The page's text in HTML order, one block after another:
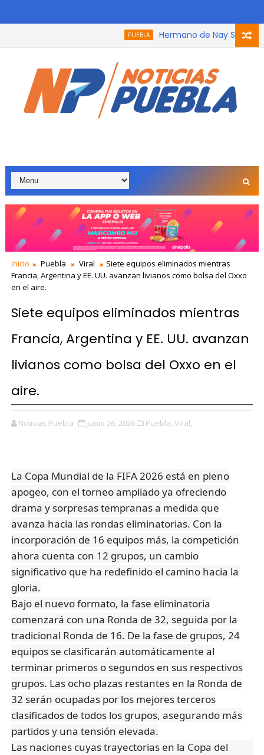
PUEBLA
Hermano de Nay Salvatori
inicio Puebla Viral
Siete equipos eliminados mientras
Francia, Argentina y EE. UU. avanzan livianos como bolsa del Oxxo
en el aire.
Siete equipos eliminados mientras
Francia, Argentina y EE. UU. avanzan
livianos como bolsa del Oxxo en el
aire.
Noticias Puebla junio 26, 2026 Puebla, Viral,
La Copa Mundial de la FIFA 2026 está en pleno
apogeo, con el torneo ampliado ya ofreciendo
drama y sorpresas tempranas a medida que
avanza hacia las rondas eliminatorias. Con la
incorporación de 16 equipos más, la competición
ahora cuenta con 12 grupos, un cambio
significativo que ha redefinido el camino hacia la
gloria.
Bajo el nuevo formato, la fase eliminatoria
comenzará con una Ronda de 32, seguida por la
tradicional Ronda de 16. De la fase de grupos, 24
equipos se clasificarán automáticamente al
terminar primeros o segundos en sus respectivos
grupos. Las ocho plazas restantes en la Ronda de
32 serán ocupadas por los mejores terceros
clasificados de todos los grupos, asegurando más
partidos y una tensión elevada.
Las naciones cuyas trayectorias en la Copa del